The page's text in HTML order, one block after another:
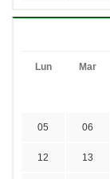
Lun Mar
05 06
12 13